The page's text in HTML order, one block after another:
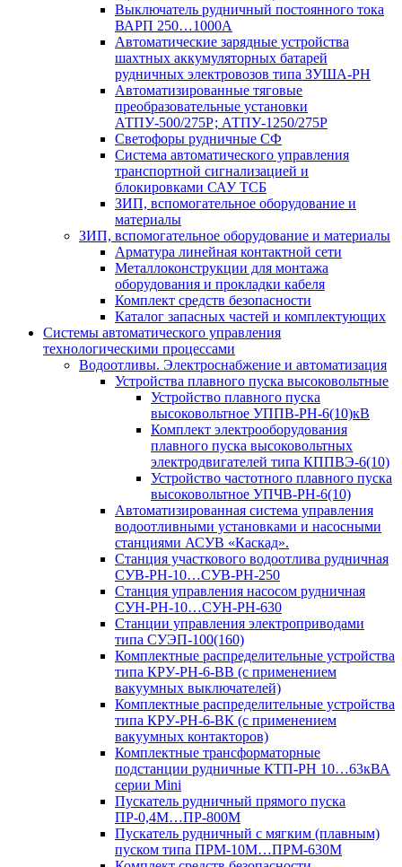
Выключатель рудничный постоянного тока
ВАРП 250…1000А
Автоматические зарядные устройства
шахтных аккумуляторных батарей
рудничных электровозов типа ЗУША-РН
Автоматизированные тяговые
преобразовательные установки
АТПУ-500/275Р; АТПУ-1250/275Р
Светофоры рудничные СФ
Система автоматического управления
транспортной сигнализацией и
блокировками САУ ТСБ
ЗИП, вспомогательное оборудование и
материалы
ЗИП, вспомогательное оборудование и материалы
Арматура линейная контактной сети
Металлоконструкции для монтажа
оборудования и прокладки кабеля
Комплект средств безопасности
Каталог запасных частей и комплектующих
Системы автоматического управления
технологическими процессами
Водоотливы. Электроснабжение и автоматизация
Устройства плавного пуска высоковольтные
Устройство плавного пуска
высоковольтное УППВ-РН-6(10)кВ
Комплект электрооборудования
плавного пуска высоковольтных
электродвигателей типа КППВЭ-6(10)
Устройство частотного плавного пуска
высоковольтное УПЧВ-РН-6(10)
Автоматизированная система управления
водоотливными установками и насосными
станциями АСУВ «Каскад».
Станция участкового водоотлива рудничная
СУВ-РН-10…СУВ-РН-250
Станция управления насосом рудничная
СУН-РН-10…СУН-РН-630
Станции управления электроприводами
типа СУЭП-100(160)
Комплектные распределительные устройства
типа КРУ-РН-6-ВВ (с применением
вакуумных выключателей)
Комплектные распределительные устройства
типа КРУ-РН-6-ВК (с применением
вакуумных контакторов)
Комплектные трансформаторные
подстанции рудничные КТП-РН 10…63кВА
серии Mini
Пускатель рудничный прямого пуска
ПР-0,4М…ПР-800М
Пускатель рудничный с мягким (плавным)
пуском типа ПРМ-10М…ПРМ-630М